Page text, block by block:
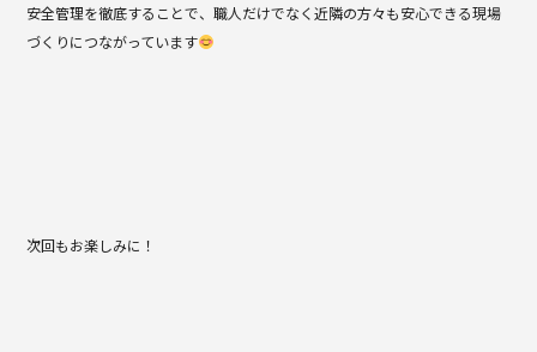
安全管理を徹底することで、職人だけでなく近隣の方々も安心できる現場
づくりにつながっています
次回もお楽しみに！